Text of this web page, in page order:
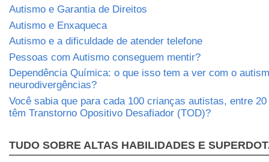
Autismo e Garantia de Direitos
Autismo e Enxaqueca
Autismo e a dificuldade de atender telefone
Pessoas com Autismo conseguem mentir?
Dependência Química: o que isso tem a ver com o
neurodivergências?
Você sabia que para cada 100 crianças autistas, entre
têm Transtorno Opositivo Desafiador (TOD)?
TUDO SOBRE ALTAS HABILIDADES E